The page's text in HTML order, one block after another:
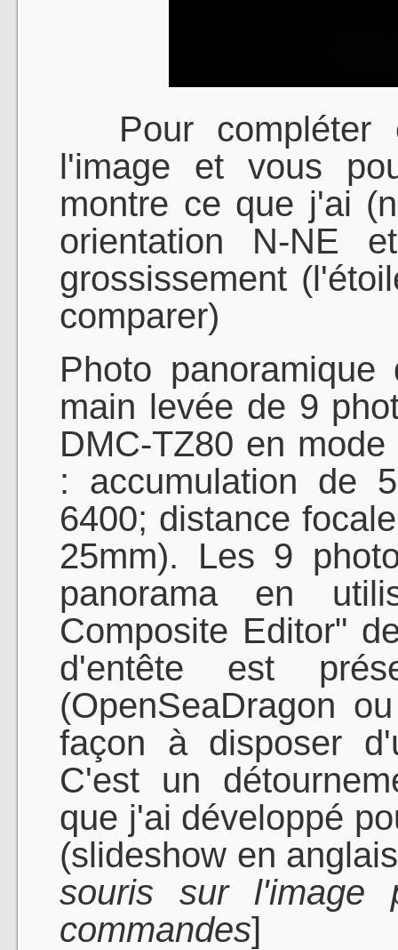
Pour compléter
l'image et vous
montre ce que j'ai
orientation N-NE
grossissement
comparer)
Photo
main levée de 9
DMC-TZ80 en
: accumulation de
6400; distance
25mm). Les 9
panorama en
Composite Editor"
d'entête est
(OpenSeaDragon
façon à disposer
C'est un
que j'ai développé
(slideshow en
souris sur l'image
commandes]